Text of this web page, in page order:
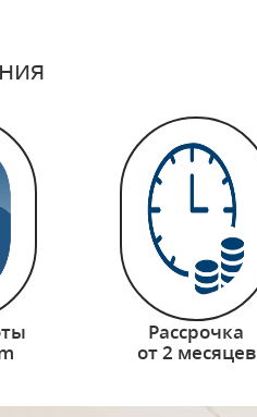
Рассрочка
от 2 месяцев